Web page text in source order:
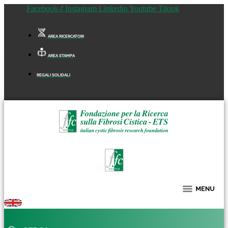
Facebook-f Instagram Linkedin Youtube Tiktok
AREA RICERCATORI
AREA STAMPA
REGALI SOLIDALI